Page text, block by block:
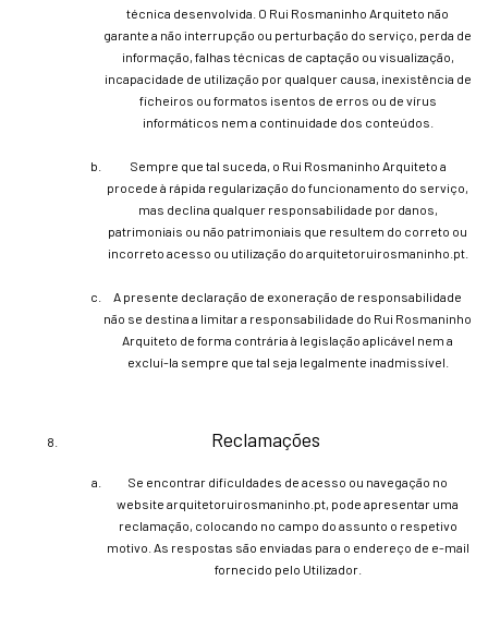
técnica desenvolvida. O Rui Rosmaninho Arquiteto não
garante a não interrupção ou perturbação do serviço, perda de
informação, falhas técnicas de captação ou visualização,
incapacidade de utilização por qualquer causa, inexistência de
ficheiros ou formatos isentos de erros ou de vírus
informáticos nem a continuidade dos conteúdos.
Sempre que tal suceda, o Rui Rosmaninho Arquiteto a
procede à rápida regularização do funcionamento do serviço,
mas declina qualquer responsabilidade por danos,
patrimoniais ou não patrimoniais que resultem do correto ou
incorreto acesso ou utilização do arquitetoruirosmaninho.pt.
A presente declaração de exoneração de responsabilidade
não se destina a limitar a responsabilidade do Rui Rosmaninho
Arquiteto de forma contrária à legislação aplicável nem a
excluí-la sempre que tal seja legalmente inadmissível.
Reclamações
Se encontrar dificuldades de acesso ou navegação no
website arquitetoruirosmaninho.pt, pode apresentar uma
reclamação, colocando no campo do assunto o respetivo
motivo. As respostas são enviadas para o endereço de e-mail
fornecido pelo Utilizador.